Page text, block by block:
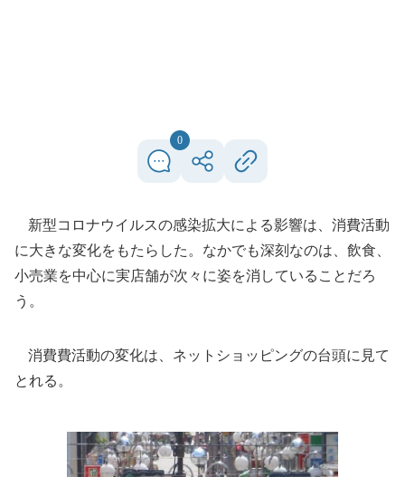
0
新型コロナウイルスの感染拡大による影響は、消費活動
に大きな変化をもたらした。なかでも深刻なのは、飲食、
小売業を中心に実店舗が次々に姿を消していることだろ
う。
消費費活動の変化は、ネットショッピングの台頭に見て
とれる。